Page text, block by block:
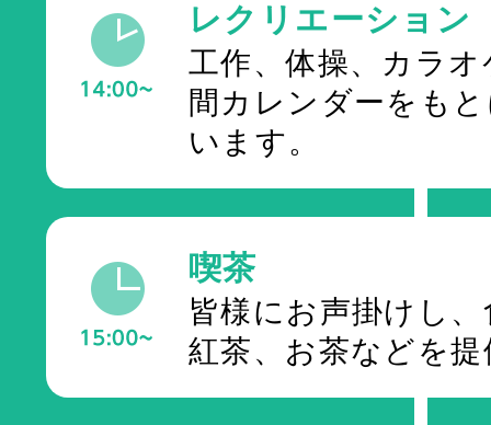
レクリエーション
工作、体操、カラ
間カレンダーをも
います。
喫茶
皆様にお声掛けし
紅茶、お茶などを